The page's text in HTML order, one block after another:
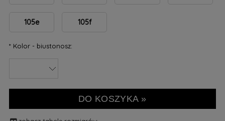
105e 105f
*Kolor - biustonosz:
DO KOSZYKA »